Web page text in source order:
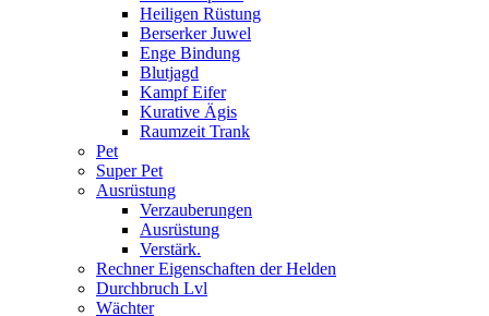
Heiligen Rüstung
Berserker Juwel
Enge Bindung
Blutjagd
Kampf Eifer
Kurative Ägis
Raumzeit Trank
Pet
Super Pet
Ausrüstung
Verzauberungen
Ausrüstung
Verstärk.
Rechner Eigenschaften der Helden
Durchbruch Lvl
Wächter